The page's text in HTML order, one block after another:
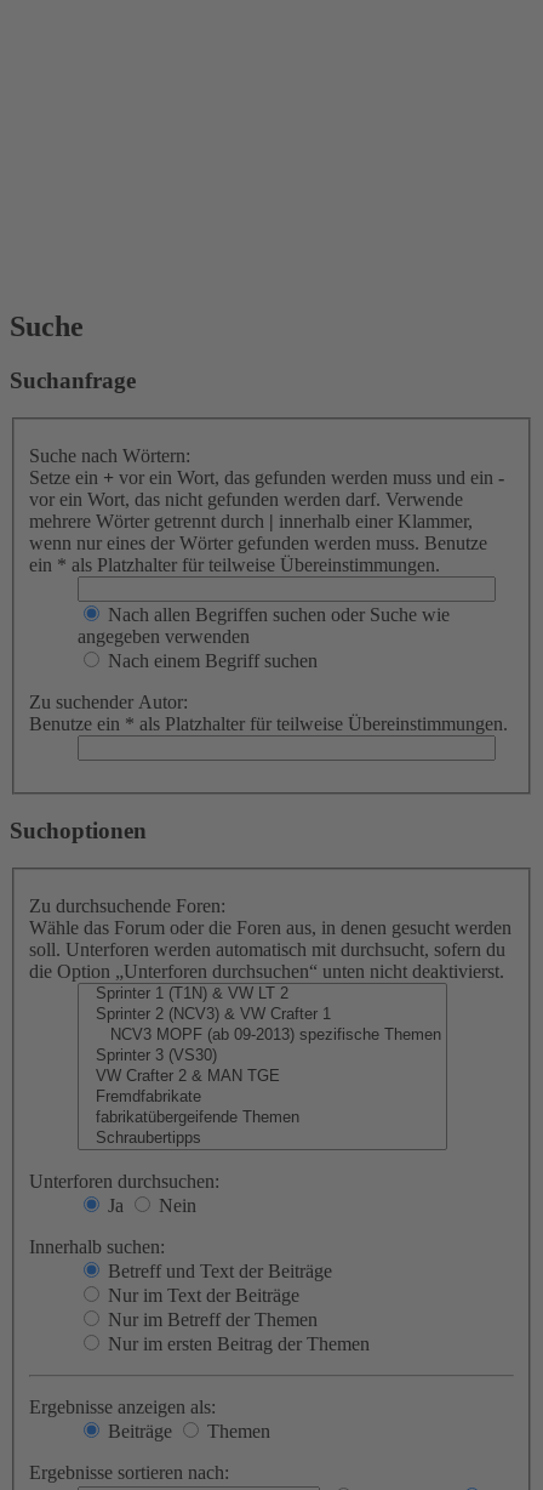
Suche
Suchanfrage
Suche nach Wörtern:
Setze ein + vor ein Wort, das gefunden werden muss und ein -
vor ein Wort, das nicht gefunden werden darf. Verwende
mehrere Wörter getrennt durch | innerhalb einer Klammer,
wenn nur eines der Wörter gefunden werden muss. Benutze
ein * als Platzhalter für teilweise Übereinstimmungen.
Nach allen Begriffen suchen oder Suche wie
angegeben verwenden
Nach einem Begriff suchen
Zu suchender Autor:
Benutze ein * als Platzhalter für teilweise Übereinstimmungen.
Suchoptionen
Zu durchsuchende Foren:
Wähle das Forum oder die Foren aus, in denen gesucht werden
soll. Unterforen werden automatisch mit durchsucht, sofern du
die Option „Unterforen durchsuchen“ unten nicht deaktivierst.
Unterforen durchsuchen:
Ja
Nein
Innerhalb suchen:
Betreff und Text der Beiträge
Nur im Text der Beiträge
Nur im Betreff der Themen
Nur im ersten Beitrag der Themen
Ergebnisse anzeigen als:
Beiträge
Themen
Ergebnisse sortieren nach: